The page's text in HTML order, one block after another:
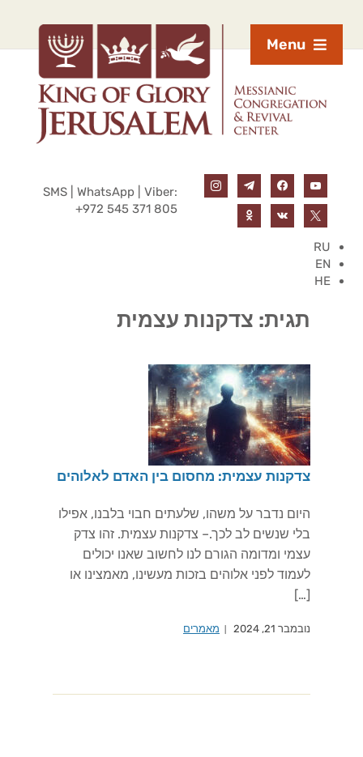
Menu
SMS | WhatsApp | Viber:
+972 545 371 805
RU
EN
HE
תגית: צדקנות עצמית
צדקנות עצמית: מחסום בין האדם לאלוהים
היום נדבר על משהו, שלעתים חבוי בלבנו, אפילו
בלי שנשים לב לכך.– צדקנות עצמית. זהו צדק
עצמי ומדומה הגורם לנו לחשוב שאנו יכולים
לעמוד לפני אלוהים בזכות מעשינו, מאמצינו או
[…]
נובמבר 21, 2024 מאמרים